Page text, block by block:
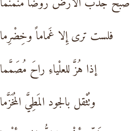
فلست ترى إِلا غَماماً وخِضْرِما
إذا هُزَّ للعلْياءِ راحَ مُصَمَّما
وتُثْقل بالجود المَطِيَّ المُخَزَّما